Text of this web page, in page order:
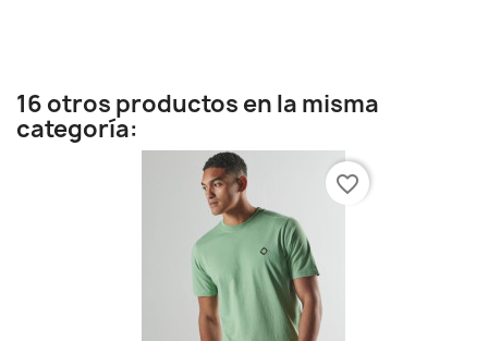
16 otros productos en la misma
categoría:
favorite_border